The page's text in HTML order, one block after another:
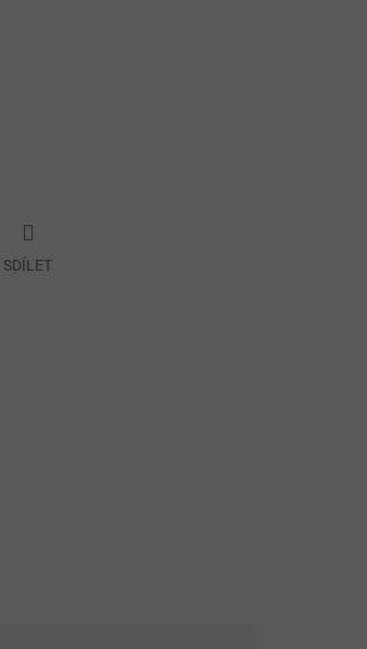
SDÍLET